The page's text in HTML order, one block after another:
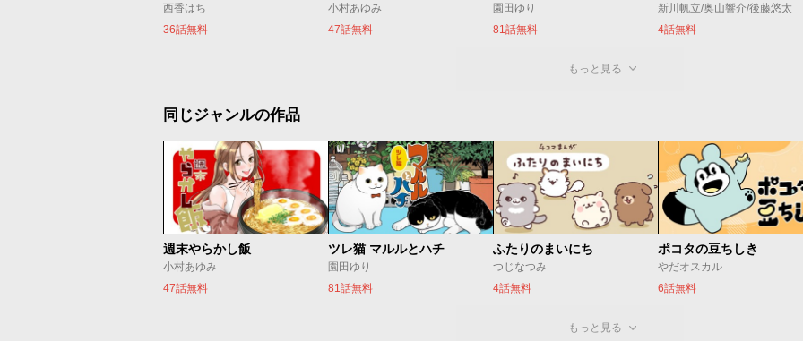
西香はち
36話無料
小村あゆみ
47話無料
園田ゆり
81話無料
新川帆立/奥山響介/後藤悠太
4話無料
もっと見る
同じジャンルの作品
週末やらかし飯
小村あゆみ
47話無料
ツレ猫 マルルとハチ
園田ゆり
81話無料
ふたりのまいにち
つじなつみ
4話無料
ポコタの豆ちしき
やだオスカル
6話無料
もっと見る